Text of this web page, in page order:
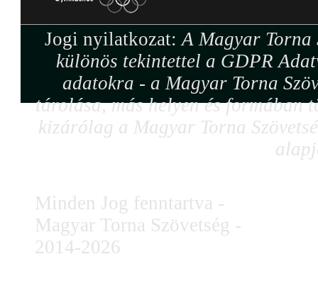
Jogi nyilatkozat:A Magyar Torna
különös tekintettel a GDPR
adatokra - a Magyar Torna
tárolása, más helyen és formában
kizárólag a Magyar Torna
Minden Jog fenntartva -
Magyar Torna Szövetség -
2014-2026